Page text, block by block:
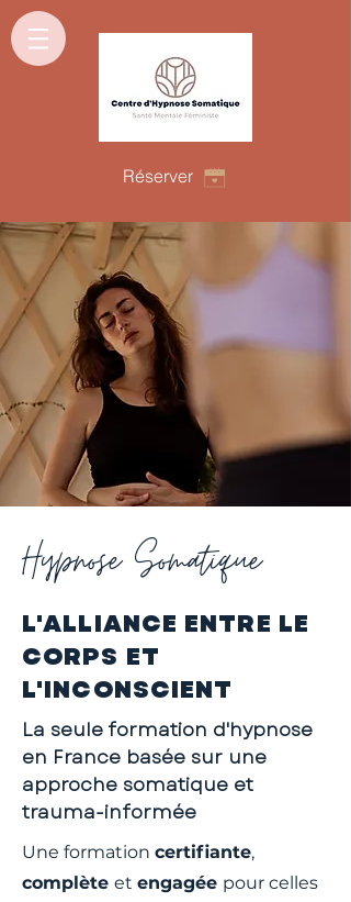
Réserver
Hypnose Somatique
L'ALLIANCE ENTRE LE
CORPS ET
L'INCONSCIENT
La seule formation d'hypnose
en France basée sur une
approche somatique et
trauma-informée
Une formation certifiante,
complète et engagée pour celles